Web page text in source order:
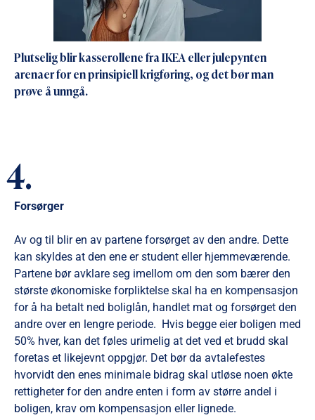
Plutselig blir kasserollene fra IKEA eller julepynten
arenaer for en prinsipiell krigføring, og det bør man
prøve å unngå.
4.
Forsørger
Av og til blir en av partene forsørget av den andre. Dette
kan skyldes at den ene er student eller hjemmeværende.
Partene bør avklare seg imellom om den som bærer den
største økonomiske forpliktelse skal ha en kompensasjon
for å ha betalt ned boliglån, handlet mat og forsørget den
andre over en lengre periode. Hvis begge eier boligen med
50% hver, kan det føles urimelig at det ved et brudd skal
foretas et likejevnt oppgjør. Det bør da avtalefestes
hvorvidt den enes minimale bidrag skal utløse noen økte
rettigheter for den andre enten i form av større andel i
boligen, krav om kompensasjon eller lignede.